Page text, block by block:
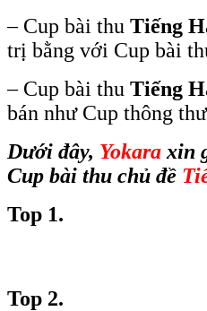
– Cup bài thu Tiếng
trị bằng với Cup bài
– Cup bài thu Tiếng
bán như Cup thông
Dưới đây, Yokara xin
Cup bài thu chủ đề
Top 1.
Top 2.